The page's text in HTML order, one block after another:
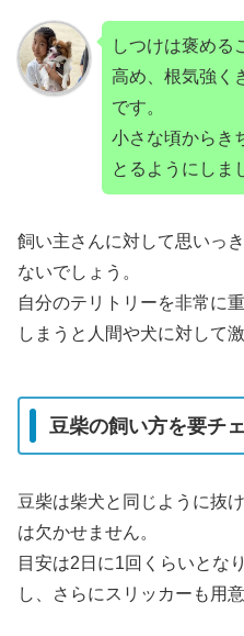
しつけは褒める
高め、根気強く
です。
小さな頃からき
とるようにしま
飼い主さんに対して思いっ
ないでしょう。
自分のテリトリーを非常に
しまうと人間や犬に対して
豆柴の飼い方を要チ
豆柴は柴犬と同じように抜
は欠かせません。
目安は2日に1回くらいとな
し、さらにスリッカーも用